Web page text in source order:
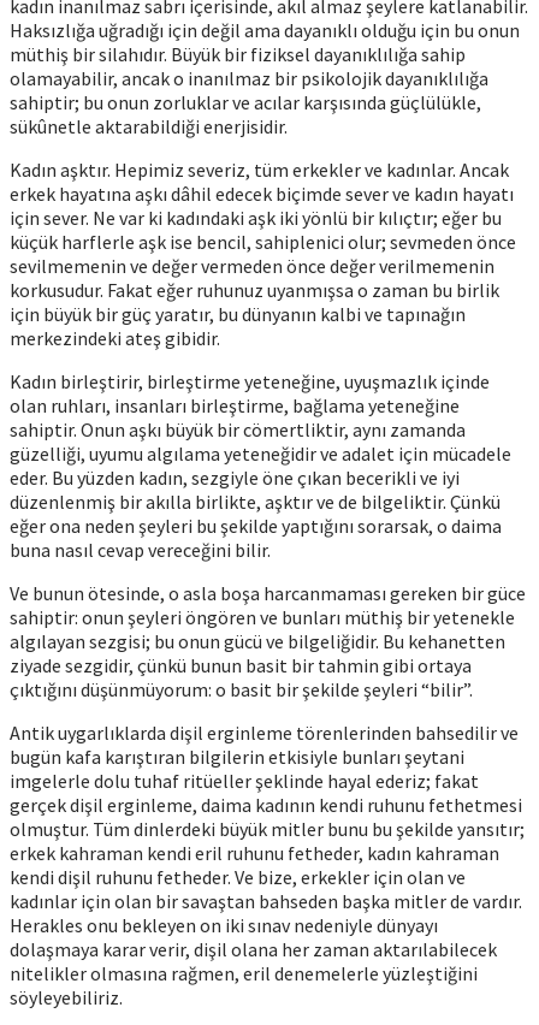
kadın inanılmaz sabrı içerisinde, akıl almaz şeylere katlanabilir.
Haksızlığa uğradığı için değil ama dayanıklı olduğu için bu onun
müthiş bir silahıdır. Büyük bir fiziksel dayanıklılığa sahip
olamayabilir, ancak o inanılmaz bir psikolojik dayanıklılığa
sahiptir; bu onun zorluklar ve acılar karşısında güçlülükle,
sükûnetle aktarabildiği enerjisidir.
Kadın aşktır. Hepimiz severiz, tüm erkekler ve kadınlar. Ancak
erkek hayatına aşkı dâhil edecek biçimde sever ve kadın hayatı
için sever. Ne var ki kadındaki aşk iki yönlü bir kılıçtır; eğer bu
küçük harflerle aşk ise bencil, sahiplenici olur; sevmeden önce
sevilmemenin ve değer vermeden önce değer verilmemenin
korkusudur. Fakat eğer ruhunuz uyanmışsa o zaman bu birlik
için büyük bir güç yaratır, bu dünyanın kalbi ve tapınağın
merkezindeki ateş gibidir.
Kadın birleştirir, birleştirme yeteneğine, uyuşmazlık içinde
olan ruhları, insanları birleştirme, bağlama yeteneğine
sahiptir. Onun aşkı büyük bir cömertliktir, aynı zamanda
güzelliği, uyumu algılama yeteneğidir ve adalet için mücadele
eder. Bu yüzden kadın, sezgiyle öne çıkan becerikli ve iyi
düzenlenmiş bir akılla birlikte, aşktır ve de bilgeliktir. Çünkü
eğer ona neden şeyleri bu şekilde yaptığını sorarsak, o daima
buna nasıl cevap vereceğini bilir.
Ve bunun ötesinde, o asla boşa harcanmaması gereken bir güce
sahiptir: onun şeyleri öngören ve bunları müthiş bir yetenekle
algılayan sezgisi; bu onun gücü ve bilgeliğidir. Bu kehanetten
ziyade sezgidir, çünkü bunun basit bir tahmin gibi ortaya
çıktığını düşünmüyorum: o basit bir şekilde şeyleri “bilir”.
Antik uygarlıklarda dişil erginleme törenlerinden bahsedilir ve
bugün kafa karıştıran bilgilerin etkisiyle bunları şeytani
imgelerle dolu tuhaf ritüeller şeklinde hayal ederiz; fakat
gerçek dişil erginleme, daima kadının kendi ruhunu fethetmesi
olmuştur. Tüm dinlerdeki büyük mitler bunu bu şekilde yansıtır;
erkek kahraman kendi eril ruhunu fetheder, kadın kahraman
kendi dişil ruhunu fetheder. Ve bize, erkekler için olan ve
kadınlar için olan bir savaştan bahseden başka mitler de vardır.
Herakles onu bekleyen on iki sınav nedeniyle dünyayı
dolaşmaya karar verir, dişil olana her zaman aktarılabilecek
nitelikler olmasına rağmen, eril denemelerle yüzleştiğini
söyleyebiliriz.